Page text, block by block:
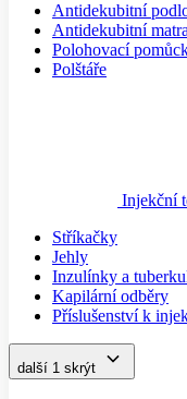
Antidekubitní
Antidekubitní
Polohovací
Polštáře
Injekční
Stříkačky
Jehly
Inzulínky a
Kapilární odběry
Příslušenství k
další 1 skrýt